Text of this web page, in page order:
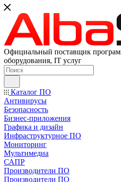
Официальный поставщик
оборудования, IT услуг
Каталог ПО
Антивирусы
Безопасность
Бизнес-приложения
Графика и дизайн
Инфраструктурное ПО
Мониторинг
Мультимедиа
САПР
Производители ПО
Производители ПО